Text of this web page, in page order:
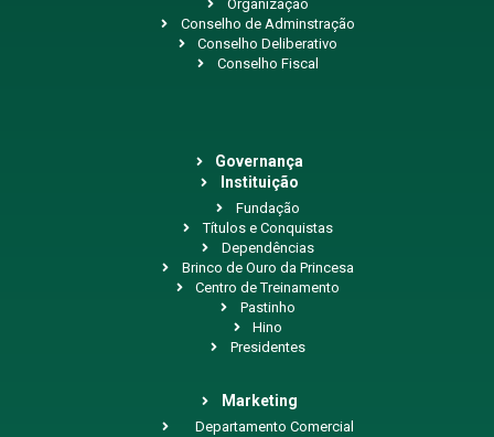
Organização
Conselho de Adminstração
Conselho Deliberativo
Conselho Fiscal
Governança
Instituição
Fundação
Títulos e Conquistas
Dependências
Brinco de Ouro da Princesa
Centro de Treinamento
Pastinho
Hino
Presidentes
Marketing
Departamento Comercial